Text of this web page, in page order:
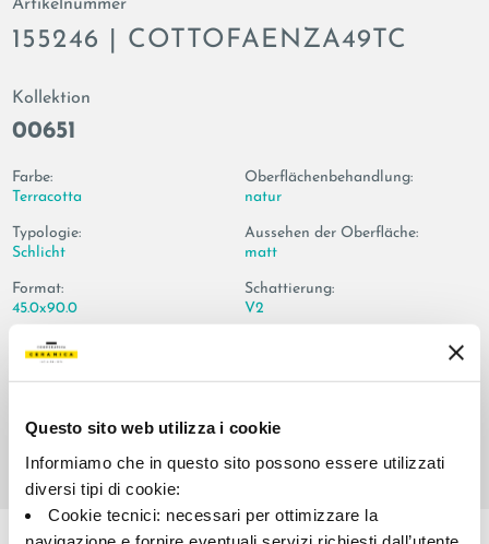
Questo sito web utilizza i cookie
Informiamo che in questo sito possono essere utilizzati
diversi tipi di cookie:
Cookie tecnici: necessari per ottimizzare la
Artikelnummer
155246 | COTTOFAENZA49TC
Kollektion
00651
Farbe:
Terracotta
Typologie:
Schlicht
Format:
45.0x90.0
Oberflächenbehandlung:
natur
Aussehen der Oberfläche:
matt
Schattierung:
V2